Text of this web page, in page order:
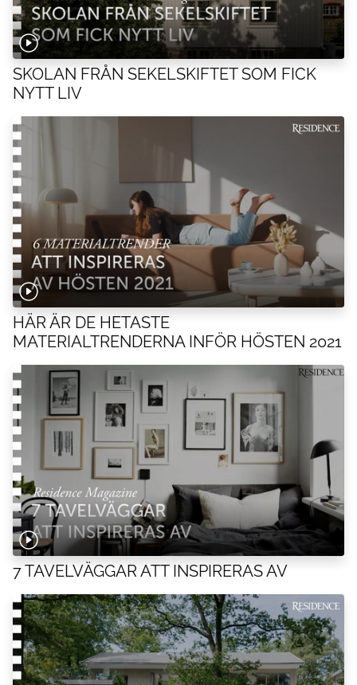
SKOLAN FRÅN SEKELSKIFTET SOM FICK
NYTT LIV
HÄR ÄR DE HETASTE
MATERIALTRENDERNA INFÖR HÖSTEN 2021
7 TAVELVÄGGAR ATT INSPIRERAS AV